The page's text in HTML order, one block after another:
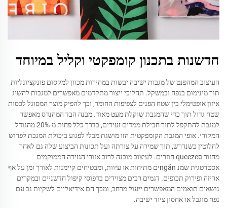
חדשנות בתכנון קומפקטי וקליל במיוחד
העיצוב המהפנט של מגבות ישיבה יבשות במהירות מכוון למקסום פונקציונליות
תוך מינימום בנפח ובמשקל. תהליכי ייצור מתקדמים מאפשרים למגבות להשיג
איזון אופטימלי בין שטח הפנים לצפיפות החומר, וכך להפיק מוצר המסוגל לכסות
שטח גדול תוך כדי שהמגבת שוקלת מעט מאוד. מבנה הבד המהנדס מאפשר
למגבת להתקפל לתוך חבילת ממדים זעירים, בדרך כלל פחות מ-20% מהגודל
המקורי. אופי המגבת הקומפקטית הזו מושגת מבלי לפגוע ביכולת המגבת לפרוש
לחלוטין כשנדרש, תוך שמירה על צורתה ועל תכונות הביצוע שלה גם לאחר
מחזור סqueeze חוזרים. לעיצוב מובנה לרוב אזורי הגזירה הממוקמים
אסטרטגית שמנ ngănים מתיחות או עיוות, ומבטיחים קיימנות לאורך זמן על אף
אריזה ופירוק תכופים. דגמים רבים מצוידים בדפוסי קיפול חדשניים ובמקרים
נושאים תואמים המאפשרים ייעול מרחב, ומכך הם אידיאליים לשקיות גב עם
נפח מוגבל או אחסון ציוד ישיבה.